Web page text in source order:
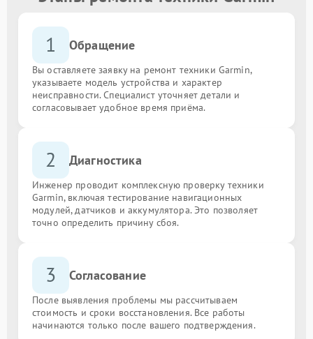
1 Обращение
Вы оставляете заявку на ремонт техники Garmin,
указываете модель устройства и характер
неисправности. Специалист уточняет детали и
согласовывает удобное время приёма.
2 Диагностика
Инженер проводит комплексную проверку техники
Garmin, включая тестирование навигационных
модулей, датчиков и аккумулятора. Это позволяет
точно определить причину сбоя.
3 Согласование
После выявления проблемы мы рассчитываем
стоимость и сроки восстановления. Все работы
начинаются только после вашего подтверждения.